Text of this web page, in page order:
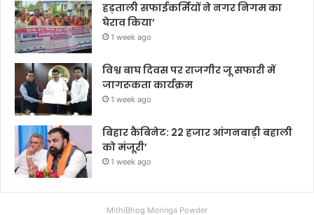
हड़ताली सफाईकर्मियों ने नगर निगम का
घेराव किया’
1 week ago
विश्व बाघ दिवस पर राजगीर जू सफारी में
जागरूकता कार्यक्रम
1 week ago
बिहार कैबिनेट: 22 हजार आंगनबाड़ी बहाली
को मंजूरी’
1 week ago
MithiBhog Moringa Powder